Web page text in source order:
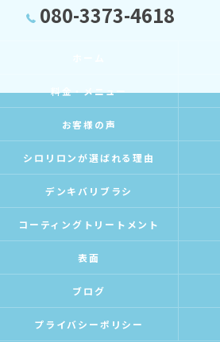
080-3373-4618
料金・メニュー
お客様の声
シロリロンが選ばれる理由
デンキバリブラシ
コーティングトリートメント
表面
ブログ
プライバシーポリシー